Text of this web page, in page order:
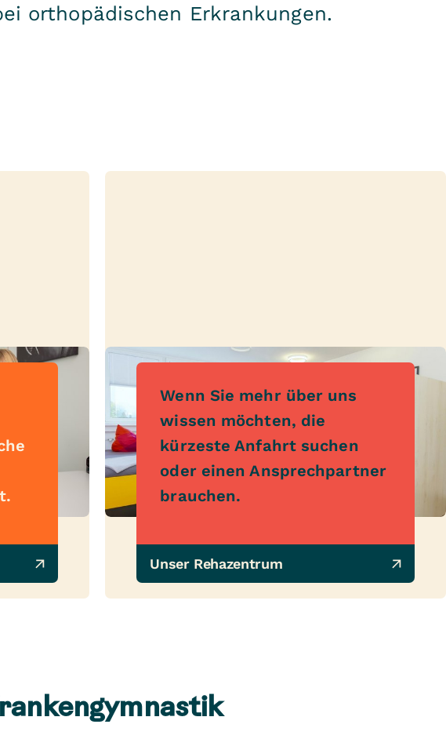
orthopädischen Erkrankungen.
Wenn Sie mehr über uns
wissen möchten, die
kürzeste Anfahrt suchen
oder einen Ansprechpartner
brauchen.
Unser Rehazentrum